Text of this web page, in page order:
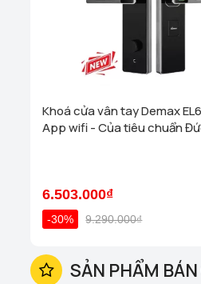
Demax EL630 GB Nhận
người giúp người dùng mở
Khoá cửa vân tay Demax
App wifi - Của tiêu chuẩn
6.503.000₫
-30% 9.290.000₫
SẢN PHẨM